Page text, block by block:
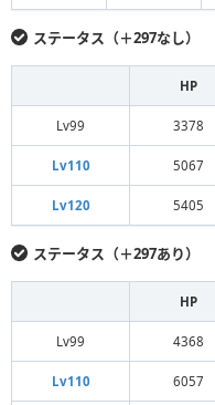
ステータス（＋297なし）
HP
Lv99 3378
Lv110 5067
Lv120 5405
ステータス（＋297あり）
HP
Lv99 4368
Lv110 6057